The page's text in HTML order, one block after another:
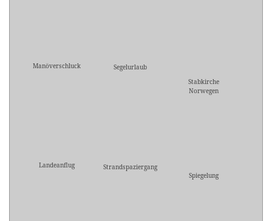
Manöverschluck
Segelurlaub
Stabkirche
Norwegen
Landeanflug
Strandspaziergang
Spiegelung